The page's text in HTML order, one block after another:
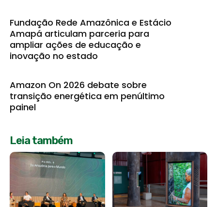
Fundação Rede Amazônica e Estácio
Amapá articulam parceria para
ampliar ações de educação e
inovação no estado
Amazon On 2026 debate sobre
transição energética em penúltimo
painel
Leia também